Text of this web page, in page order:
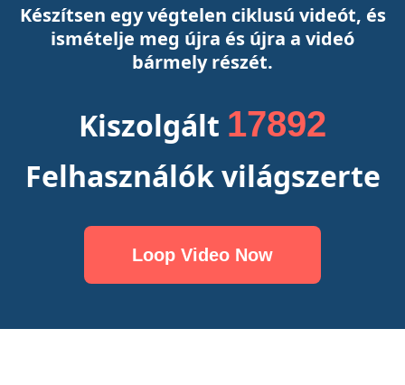
Készítsen egy végtelen ciklusú videót, és
ismételje meg újra és újra a videó
bármely részét.
Kiszolgált 17895
Felhasználók világszerte
Loop Video Now